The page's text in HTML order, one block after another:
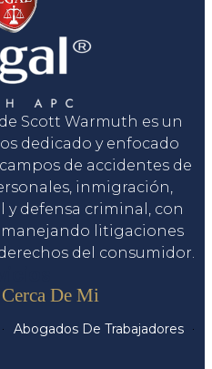
Scott Warmuth es un
dedicado y enfocado
de accidentes de
inmigración,
defensa criminal, con
litigaciones
del consumidor.
De Mi
Abogados De Trabajadores